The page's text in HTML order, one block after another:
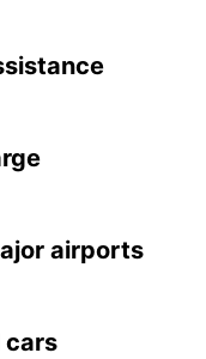
airports
cars